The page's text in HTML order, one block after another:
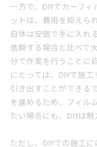
一方で、DIYでカーフ
ットは、費用を抑えら
自体は安価で手に入れ
依頼する場合と比べて
分で作業を行うことに
にとっては、DIYで施
引き出すことができる
を進めるため、フィル
たい場合にも、DIYは
ただし、DIYでの施工